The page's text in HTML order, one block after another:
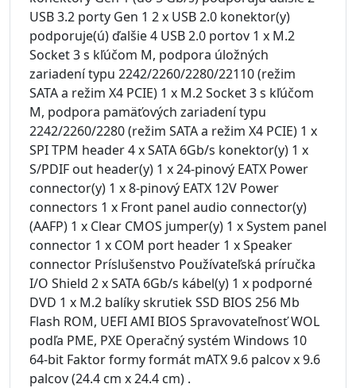
USB 3.2 porty Gen 1 2 x USB 2.0 konektor(y)
podporuje(ú) ďalšie 4 USB 2.0 portov 1 x M.2
Socket 3 s kľúčom M, podpora úložných
zariadení typu 2242/2260/2280/22110 (režim
SATA a režim X4 PCIE) 1 x M.2 Socket 3 s kľúčom
M, podpora pamäťových zariadení typu
2242/2260/2280 (režim SATA a režim X4 PCIE) 1 x
SPI TPM header 4 x SATA 6Gb/s konektor(y) 1 x
S/PDIF out header(y) 1 x 24-pinový EATX Power
connector(y) 1 x 8-pinový EATX 12V Power
connectors 1 x Front panel audio connector(y)
(AAFP) 1 x Clear CMOS jumper(y) 1 x System panel
connector 1 x COM port header 1 x Speaker
connector Príslušenstvo Používateľská príručka
I/O Shield 2 x SATA 6Gb/s kábel(y) 1 x podporné
DVD 1 x M.2 balíky skrutiek SSD BIOS 256 Mb
Flash ROM, UEFI AMI BIOS Spravovateľnosť WOL
podľa PME, PXE Operačný systém Windows 10
64-bit Faktor formy formát mATX 9.6 palcov x 9.6
palcov (24.4 cm x 24.4 cm) .